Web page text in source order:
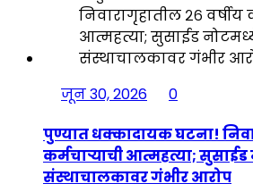
जून 30, 2026
0
पुण्यात धक्कादायक घटना!
कर्मचाऱ्याची आत्महत्या;
संस्थाचालकावर गंभीर आरोप